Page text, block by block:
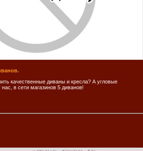
качественные диваны и кресла? А угловые
в сети магазинов 5 диванов!